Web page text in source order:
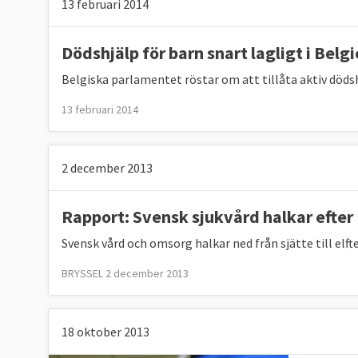
Tabell 5. VIDAREUTBILDNING
2025
Andel vuxna som utbildas varje
år
Minst 47
%
Källa: Eurostat/Circabc, klicka på länk
3. FATTIGDOMSMÅL
Under 2019
riskerade 95,5 miljoner
fattigdom eller social utestängning i EU.
miljoner personer jämfört med 2019 varav
Mellan 2019 och 2025 minskade antalet
medan antalet barn ökade med nästan 30
med 91 000 personer till 1 970 000
13 februari 2014
Dödshjälp för barn snart lagligt i
Belgiska parlamentet röstar om att tillåta aktiv
13 februari 2014
2 december 2013
Rapport: Svensk sjukvård halkar efter
Svensk vård och omsorg halkar ned från sjätte till
BRYSSEL 2 december 2013
18 oktober 2013